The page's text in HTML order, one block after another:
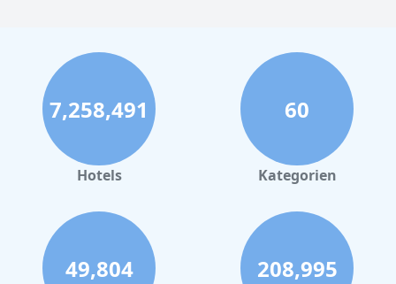
7,258,491
Hotels
60
Kategorien
49,804 208,995